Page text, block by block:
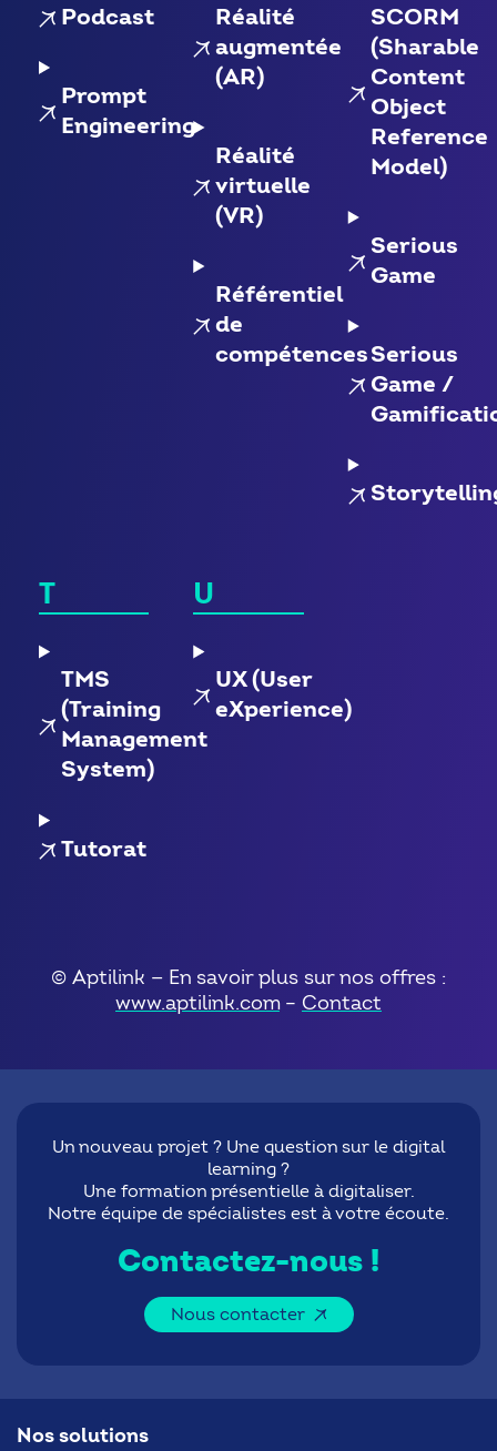
Podcast
Prompt
Engineering
Réalité
augmentée
(AR)
Réalité
virtuelle
(VR)
Référentiel
de
compétences
SCORM
(Sharable
Content
Object
Reference
Model)
Serious
Game
Serious
Game /
T
TMS
(Training
Management
System)
Tutorat
U
UX (User
eXperience)
© Aptilink — En savoir plus sur nos offres :
www.aptilink.com– Contact
Contactez-nous !
Un nouveau projet ? Une question sur le digital
learning ?
Une formation présentielle à digitaliser.
Notre équipe de spécialistes est à votre écoute.
Nous contacter
Nos solutions